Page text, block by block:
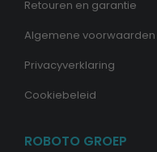
Retouren en garantie
Algemene voorwaarden
Privacyverklaring
Cookiebeleid
ROBOTO GROEP